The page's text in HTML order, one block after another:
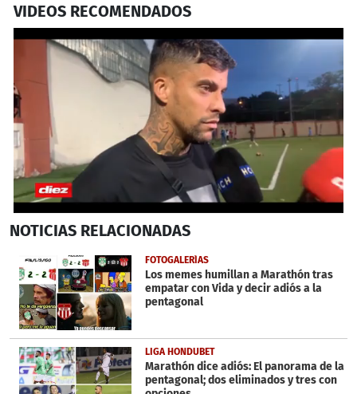
VIDEOS RECOMENDADOS
seconds
minute,
29
seconds
NOTICIAS RELACIONADAS
FOTOGALERÍAS
Los memes humillan a Marathón tras
empatar con Vida y decir adiós a la
pentagonal
LIGA HONDUBET
Marathón dice adiós: El panorama de la
pentagonal; dos eliminados y tres con